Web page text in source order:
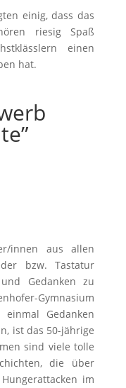
einig, dass das
riesig Spaß
einen
hat.
innen aus allen
bzw. Tastatur
Gedanken zu
Gymnasium
einmal Gedanken
ist das 50-jährige
sind viele tolle
die über
im